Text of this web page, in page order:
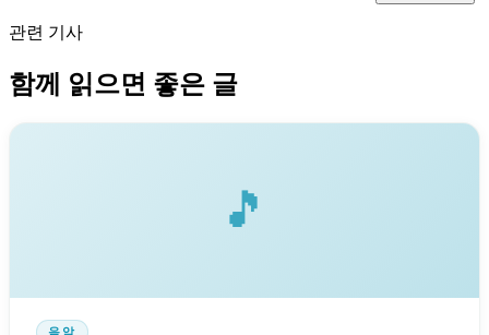
관련 기사
함께 읽으면 좋은 글
🎵
음악